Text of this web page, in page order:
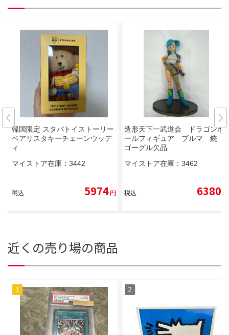
韓国限定 スタバトイストーリー
ベアリスタキーチェーンウッデ
ィ
マイストア在庫： 3442
税込 5974円
造形天下一武道会 ドラゴンボ
ールフィギュア ブルマ 銃
ゴーグル欠品
マイストア在庫： 3462
税込 6380
近くの売り場の商品